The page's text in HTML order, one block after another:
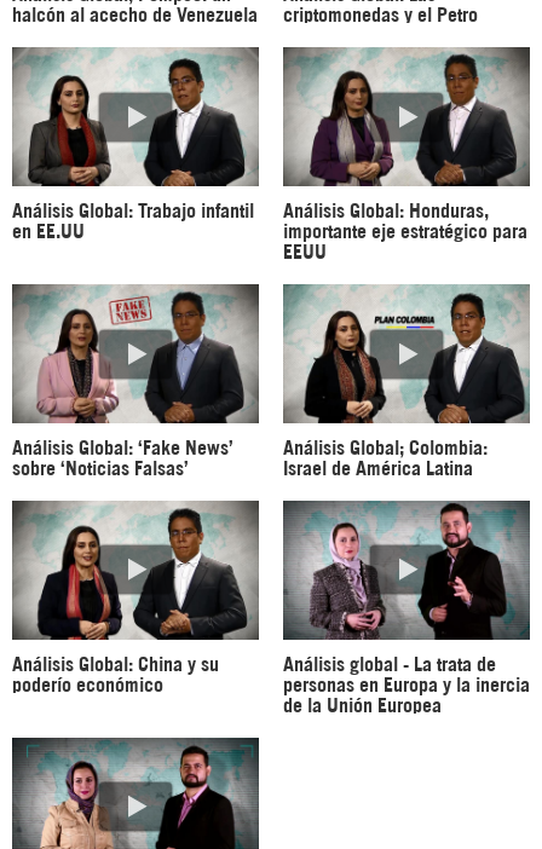
halcón al acecho de Venezuela
criptomonedas y el Petro
Análisis Global: Trabajo infantil
en EE.UU
Análisis Global: Honduras,
importante eje estratégico para
EEUU
Análisis Global: ‘Fake News’
sobre ‘Noticias Falsas’
Análisis Global; Colombia:
Israel de América Latina
Análisis Global: China y su
poderío económico
Análisis global - La trata de
personas en Europa y la inercia
de la Unión Europea